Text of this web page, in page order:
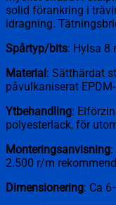
solid förankring i
idragning.
Spårtyp/bits: Hylsa 8
Material: Sätthärdat
påvulkaniserat
Ytbehandling:
polyesterlack, för
Monteringsanvisning
2.500 r/m
Dimensionering: Ca